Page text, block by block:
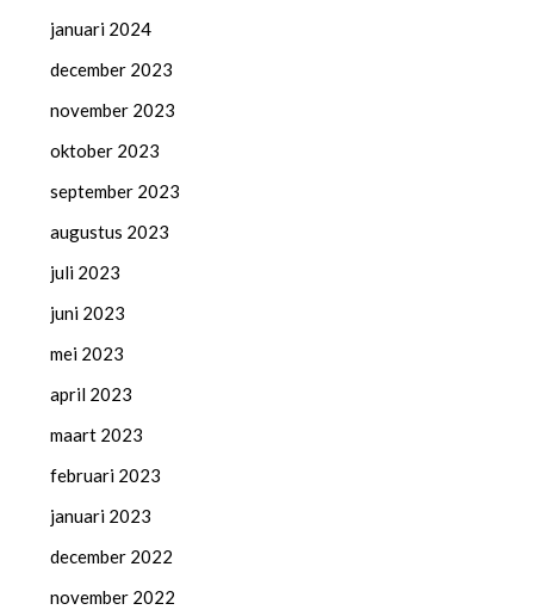
januari 2024
december 2023
november 2023
oktober 2023
september 2023
augustus 2023
juli 2023
juni 2023
mei 2023
april 2023
maart 2023
februari 2023
januari 2023
december 2022
november 2022